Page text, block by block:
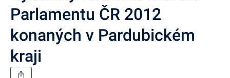
Parlamentu ČR 2012
konaných v Pardubickém
kraji